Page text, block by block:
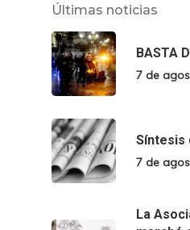
Últimas noticias
BASTA
7 de
Síntesis
7 de
La